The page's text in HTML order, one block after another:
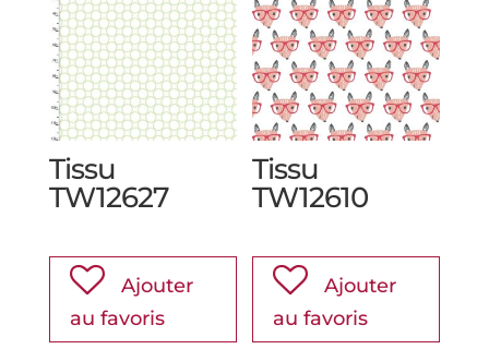
Tissu
TW12627
Ajouter
au favoris
Tissu
TW12610
Ajouter
au favoris